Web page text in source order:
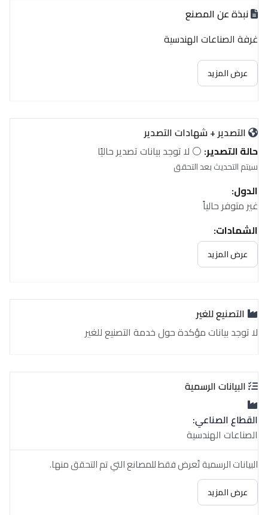
نبذة عن المصنع
غرفة الصناعات الهندسية
عرض المزيد
التصدير + شهادات التصدير
حالة التصدير: ⚪ لا توجد بيانات تصدير حاليًا
سيتم التحديث بعد التحقق
الدول:
غير متوفر حالياً
الشهادات:
غير متوفر حالياً
عرض المزيد
التصنيع للغير
لا توجد بيانات مؤكدة حول خدمة التصنيع للغير
البيانات الرسمية
القطاع الصناعي:
الصناعات الهندسية
البيانات الرسمية تُعرض فقط للمصانع التي تم التحقق منها.
عرض المزيد